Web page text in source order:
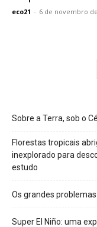
eco21 - 6 de novembro
Sobre a Terra, sob o
Florestas tropicais
inexplorado para
estudo
Os grandes
Super El Niño: uma